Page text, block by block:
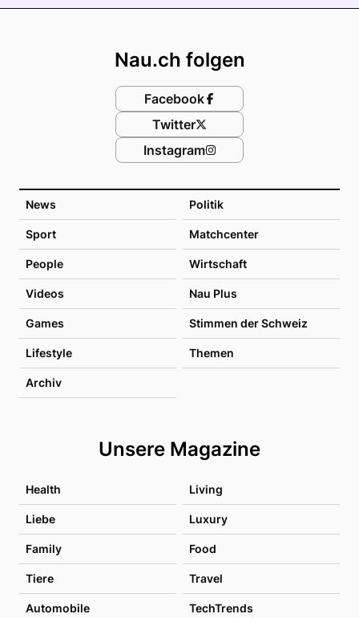
News Politik
Sport Matchcenter
People Wirtschaft
Videos Nau Plus
Games Stimmen der Schweiz
Lifestyle Themen
Archiv
Unsere Magazine
Health Living
Liebe Luxury
Family Food
Tiere Travel
Automobile TechTrends
Nau.ch folgen
Facebook
Twitter
Instagram